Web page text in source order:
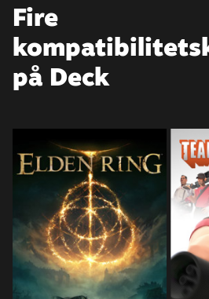
Fire
på Deck